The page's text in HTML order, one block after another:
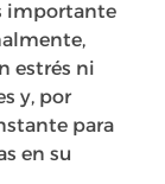
importante
estrés ni
y, por
para
en su